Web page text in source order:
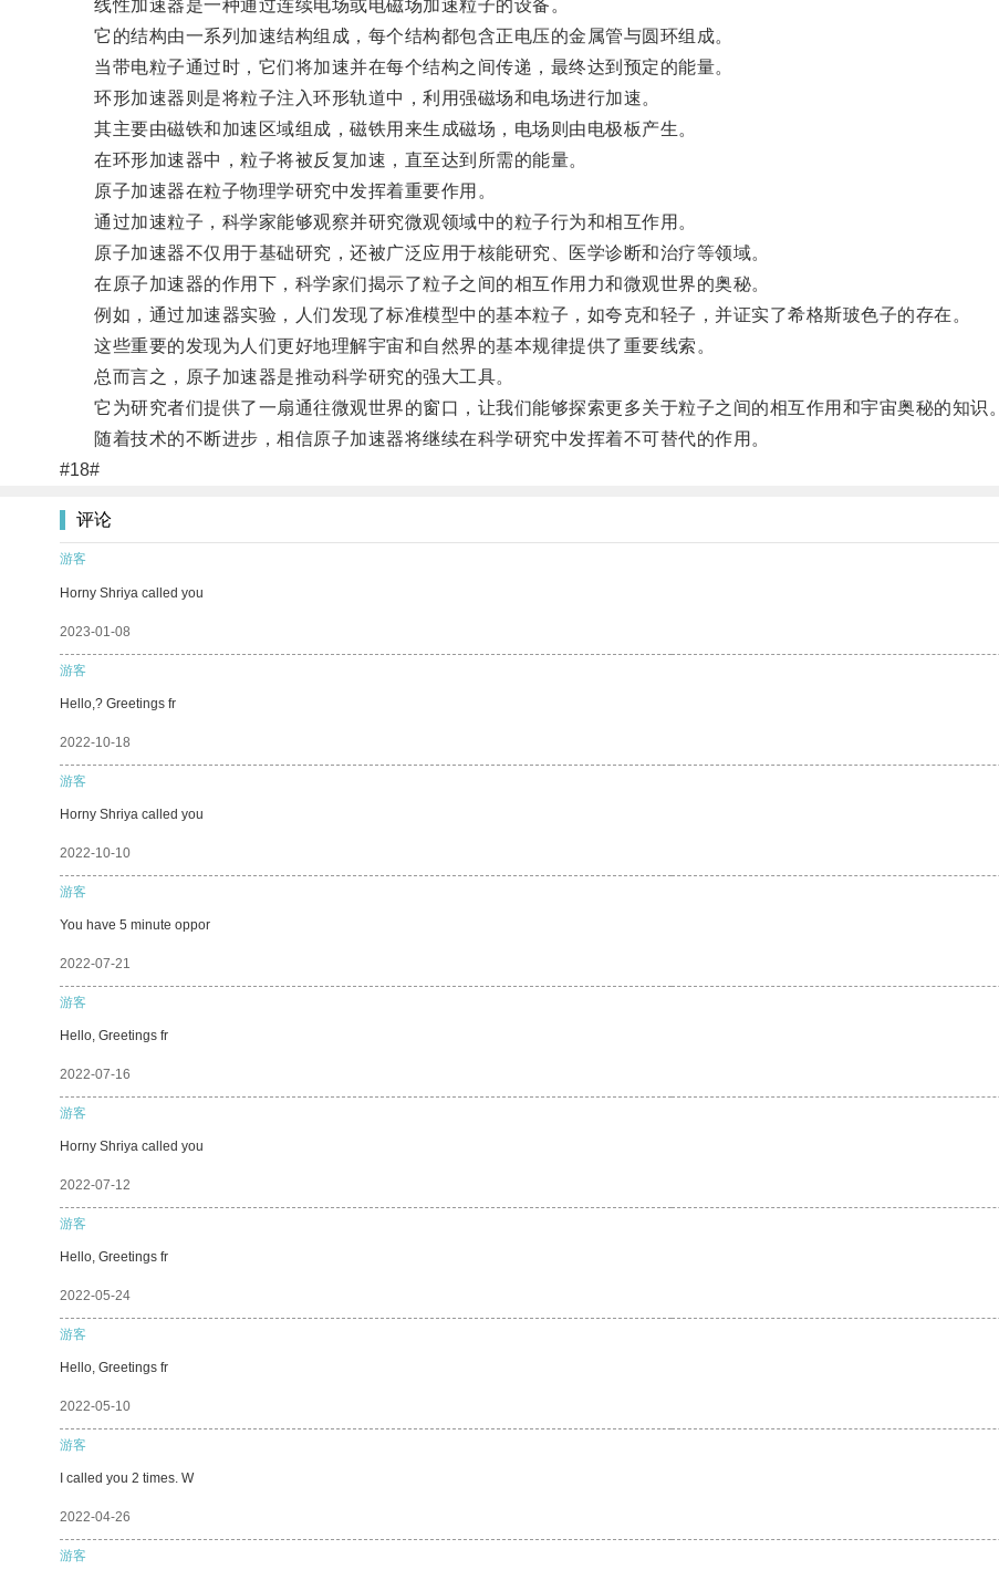
线性加速器是一种通过连续电场或电磁场加速粒子的设备。
它的结构由一系列加速结构组成，每个结构都包含正电压的金属管与圆环组成。
当带电粒子通过时，它们将加速并在每个结构之间传递，最终达到预定的能量。
环形加速器则是将粒子注入环形轨道中，利用强磁场和电场进行加速。
其主要由磁铁和加速区域组成，磁铁用来生成磁场，电场则由电极板产生。
在环形加速器中，粒子将被反复加速，直至达到所需的能量。
原子加速器在粒子物理学研究中发挥着重要作用。
通过加速粒子，科学家能够观察并研究微观领域中的粒子行为和相互作用。
原子加速器不仅用于基础研究，还被广泛应用于核能研究、医学诊断和治疗等领域。
在原子加速器的作用下，科学家们揭示了粒子之间的相互作用力和微观世界的奥秘。
例如，通过加速器实验，人们发现了标准模型中的基本粒子，如夸克和轻子，并证实了希格斯玻色子的存在。
这些重要的发现为人们更好地理解宇宙和自然界的基本规律提供了重要线索。
总而言之，原子加速器是推动科学研究的强大工具。
它为研究者们提供了一扇通往微观世界的窗口，让我们能够探索更多关于粒子之间的相互作用和宇宙奥秘的知识。
随着技术的不断进步，相信原子加速器将继续在科学研究中发挥着不可替代的作用。
#18#
评论
游客
Horny Shriya called you
2023-01-08
游客
Hello,? Greetings fr
2022-10-18
游客
Horny Shriya called you
2022-10-10
游客
You have 5 minute oppor
2022-07-21
游客
Hello, Greetings fr
2022-07-16
游客
Horny Shriya called you
2022-07-12
游客
Hello, Greetings fr
2022-05-24
游客
Hello, Greetings fr
2022-05-10
游客
I called you 2 times. W
2022-04-26
游客